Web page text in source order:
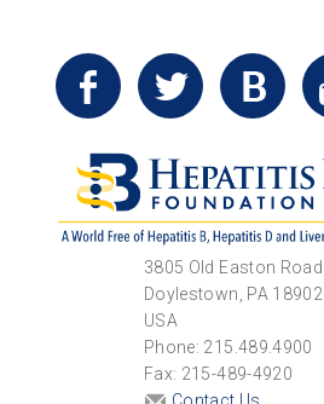
3805 Old Easton Road
Doylestown, PA 18902
USA
Phone: 215.489.4900
Fax: 215-489-4920